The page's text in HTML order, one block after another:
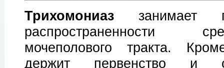
Трихомониаз
распространенности
мочеполового тракта.
держит первенство и